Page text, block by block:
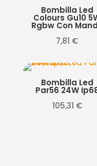
Bombilla Led
Colours Gu10
Rgbw Con
7,81 €
Bombilla Led
Par56 24W
105,31 €